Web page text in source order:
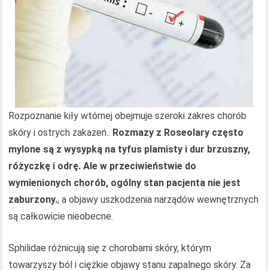
Rozpoznanie kiły wtórnej obejmuje szeroki zakres chorób
skóry i ostrych zakażeń.. Rozmazy z Roseolary często
mylone są z wysypką na tyfus plamisty i dur brzuszny,
różyczkę i odrę. Ale w przeciwieństwie do
wymienionych chorób, ogólny stan pacjenta nie jest
zaburzony., a objawy uszkodzenia narządów wewnętrznych
są całkowicie nieobecne.
Sphilidae różnicują się z chorobami skóry, którym
towarzyszy ból i ciężkie objawy stanu zapalnego skóry. Za